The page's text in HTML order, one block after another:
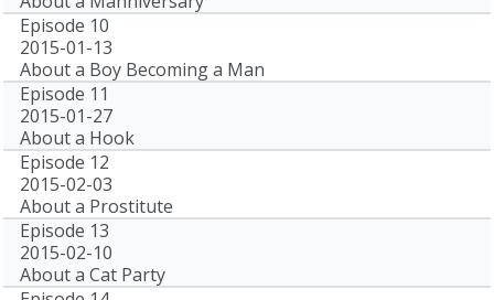
Episode 10
2015-01-13
About a Boy Becoming a Man
Episode 11
2015-01-27
About a Hook
Episode 12
2015-02-03
About a Prostitute
Episode 13
2015-02-10
About a Cat Party